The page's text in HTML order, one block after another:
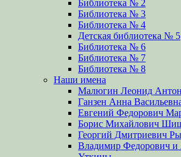
Библиотека № 2
Библиотека № 3
Библиотека № 4
Детская библиотека № 5
Библиотека № 6
Библиотека № 7
Библиотека № 8
Наши имена
Малюгин Леонид
Ганзен Анна
Евгений Федорович
Борис Михайлович
Георгий Дмитриевич
Владимир Федорович и